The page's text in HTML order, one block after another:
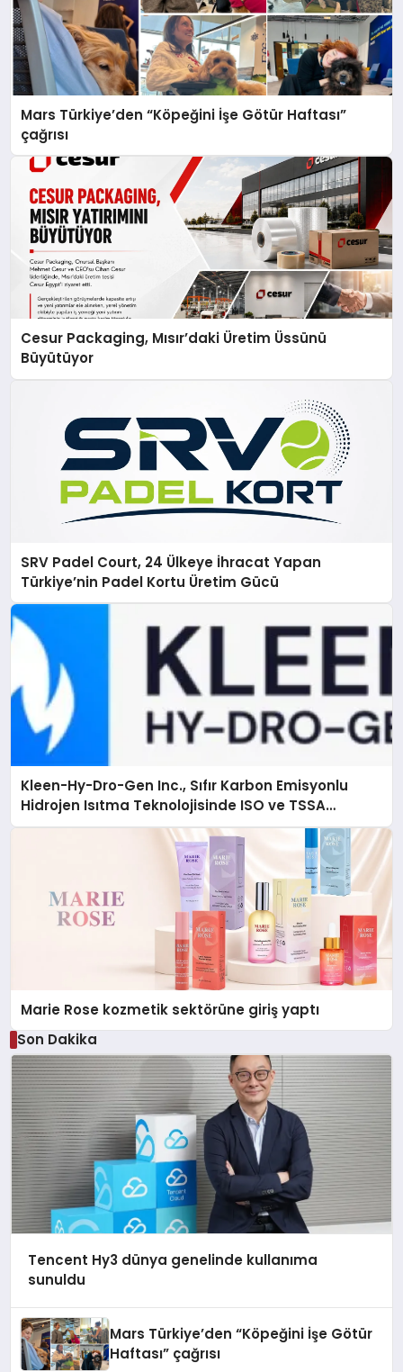
Mars Türkiye’den “Köpeğini İşe Götür Haftası”
çağrısı
Cesur Packaging, Mısır’daki Üretim Üssünü
Büyütüyor
SRV Padel Court, 24 Ülkeye İhracat Yapan
Türkiye’nin Padel Kortu Üretim Gücü
Kleen-Hy-Dro-Gen Inc., Sıfır Karbon Emisyonlu
Hidrojen Isıtma Teknolojisinde ISO ve TSSA
Düzenleyici Onaylarını Aldı
Marie Rose kozmetik sektörüne giriş yaptı
Son Dakika
Tencent Hy3 dünya genelinde kullanıma
sunuldu
Mars Türkiye’den “Köpeğini İşe Götür
Haftası” çağrısı